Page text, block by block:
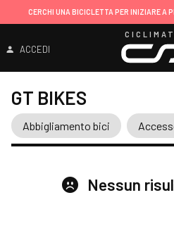
CERCHI UNA BICICLETTA PER INIZIARE A
ACCEDI
GT BIKES
Abbigliamento bici
Nessun